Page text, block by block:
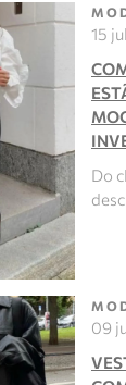
15 jul
Do
09